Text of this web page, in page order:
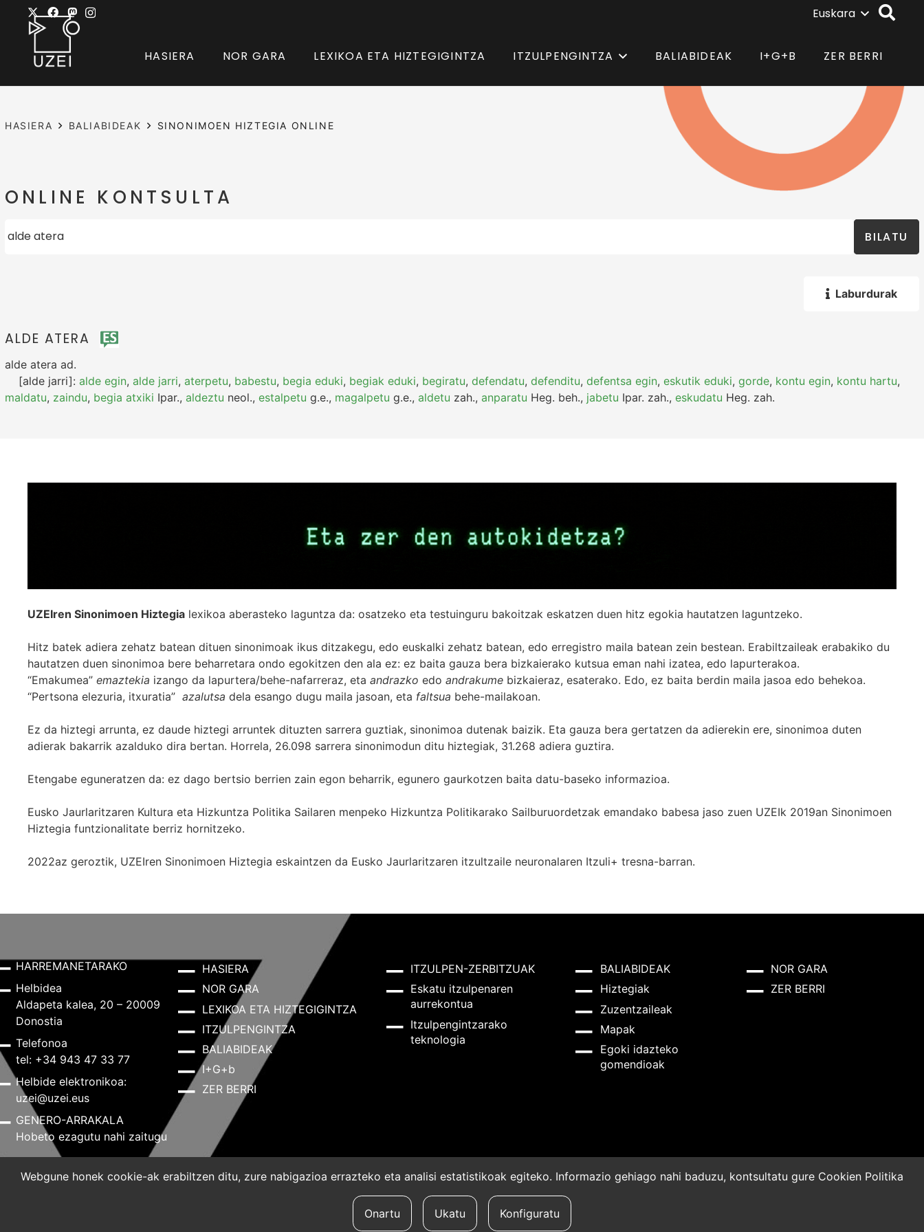
Euskara
HASIERA NOR GARA LEXIKOA ETA HIZTEGIGINTZA ITZULPENGINTZA BALIABIDEAK I+G+B ZER BERRI
HASIERA BALIABIDEAK SINONIMOEN HIZTEGIA ONLINE
ONLINE KONTSULTA
BILATU
Laburdurak
ALDE ATERA
alde atera ad.
[alde jarri]: alde egin, alde jarri, aterpetu, babestu, begia eduki, begiak eduki, begiratu, defendatu, defenditu, defentsa egin, eskutik eduki, gorde, kontu egin, kontu hartu,
maldatu, zaindu, begia atxiki Ipar., aldeztu neol., estalpetu g.e., magalpetu g.e., aldetu zah., anparatu Heg. beh., jabetu Ipar. zah., eskudatu Heg. zah.
UZEIren Sinonimoen Hiztegia lexikoa aberasteko laguntza da: osatzeko eta testuinguru bakoitzak eskatzen duen hitz egokia hautatzen laguntzeko.
Hitz batek adiera zehatz batean dituen sinonimoak ikus ditzakegu, edo euskalki zehatz batean, edo erregistro maila batean zein bestean. Erabiltzaileak erabakiko du
hautatzen duen sinonimoa bere beharretara ondo egokitzen den ala ez: ez baita gauza bera bizkaierako kutsua eman nahi izatea, edo lapurterakoa.
“Emakumea” emaztekia izango da lapurtera/behe-nafarreraz, eta andrazko edo andrakume bizkaieraz, esaterako. Edo, ez baita berdin maila jasoa edo behekoa.
“Pertsona elezuria, itxuratia” azalutsa dela esango dugu maila jasoan, eta faltsua behe-mailakoan.
Ez da hiztegi arrunta, ez daude hiztegi arruntek dituzten sarrera guztiak, sinonimoa dutenak baizik. Eta gauza bera gertatzen da adierekin ere, sinonimoa duten
adierak bakarrik azalduko dira bertan. Horrela, 26.098 sarrera sinonimodun ditu hiztegiak, 31.268 adiera guztira.
Etengabe eguneratzen da: ez dago bertsio berrien zain egon beharrik, egunero gaurkotzen baita datu-baseko informazioa.
Eusko Jaurlaritzaren Kultura eta Hizkuntza Politika Sailaren menpeko Hizkuntza Politikarako Sailburuordetzak emandako babesa jaso zuen UZEIk 2019an Sinonimoen
Hiztegia funtzionalitate berriz hornitzeko.
2022az geroztik, UZEIren Sinonimoen Hiztegia eskaintzen da Eusko Jaurlaritzaren itzultzaile neuronalaren Itzuli+ tresna-barran.
HARREMANETARAKO
Helbidea
Aldapeta kalea, 20 – 20009
Donostia
Telefonoa
tel: +34 943 47 33 77
Helbide elektronikoa:
uzei@uzei.eus
GENERO-ARRAKALA
Hobeto ezagutu nahi zaitugu
HASIERA
NOR GARA
LEXIKOA ETA HIZTEGIGINTZA
ITZULPENGINTZA
BALIABIDEAK
I+G+b
ZER BERRI
ITZULPEN-ZERBITZUAK
Eskatu itzulpenaren
aurrekontua
Itzulpengintzarako
teknologia
BALIABIDEAK
Hiztegiak
Zuzentzaileak
Mapak
Egoki idazteko
gomendioak
NOR GARA
ZER BERRI
Lege-oharra Cookie-politika
Webgune honek cookie-ak erabiltzen ditu, zure nabigazioa errazteko eta analisi estatistikoak egiteko. Informazio gehiago nahi baduzu, kontsultatu gure Cookien Politika
Onartu Ukatu Konfiguratu